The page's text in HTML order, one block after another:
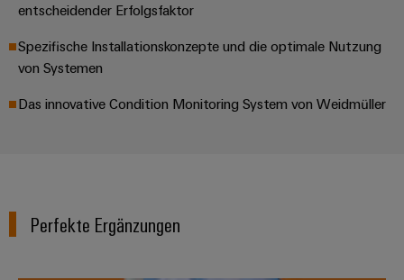
entscheidender Erfolgsfaktor
Spezifische Installationskonzepte und die optimale Nutzung
von Systemen
Das innovative Condition Monitoring System von Weidmüller
Perfekte Ergänzungen